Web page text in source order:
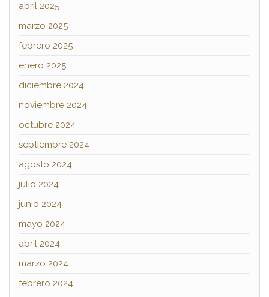
abril 2025
marzo 2025
febrero 2025
enero 2025
diciembre 2024
noviembre 2024
octubre 2024
septiembre 2024
agosto 2024
julio 2024
junio 2024
mayo 2024
abril 2024
marzo 2024
febrero 2024